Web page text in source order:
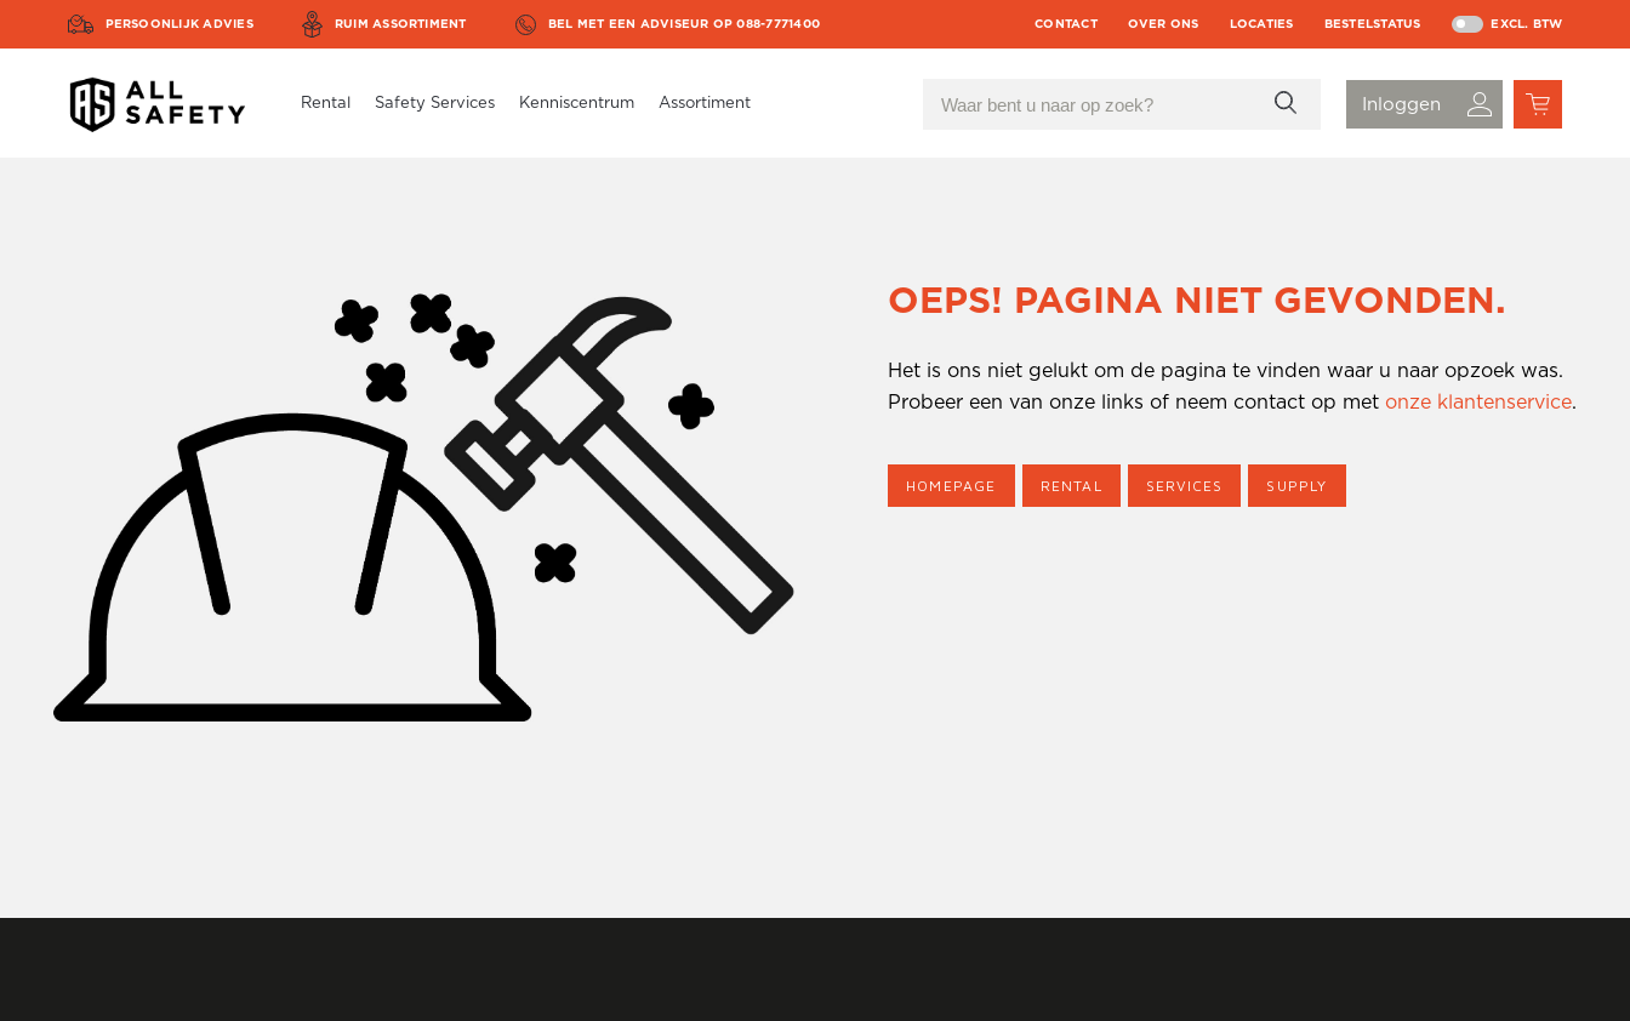
PERSOONLIJK ADVIES RUIM ASSORTIMENT BEL MET EEN ADVISEUR OP 088-7771400 CONTACT OVER ONS LOCATIES BESTELSTATUS EXCL. BTW
Rental Safety Services Kenniscentrum Assortiment
OEPS! PAGINA NIET GEVONDEN.
Het is ons niet gelukt om de pagina te vinden waar u naar opzoek was.
Probeer een van onze links of neem contact op met onze klantenservice.
HOMEPAGE RENTAL SERVICES SUPPLY